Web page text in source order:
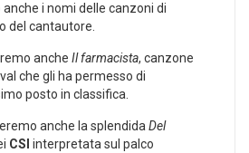
i nomi delle canzoni di
del cantautore.
anche Il farmacista, canzone
che gli ha permesso di
posto in classifica.
anche la splendida Del
CSI interpretata sul palco